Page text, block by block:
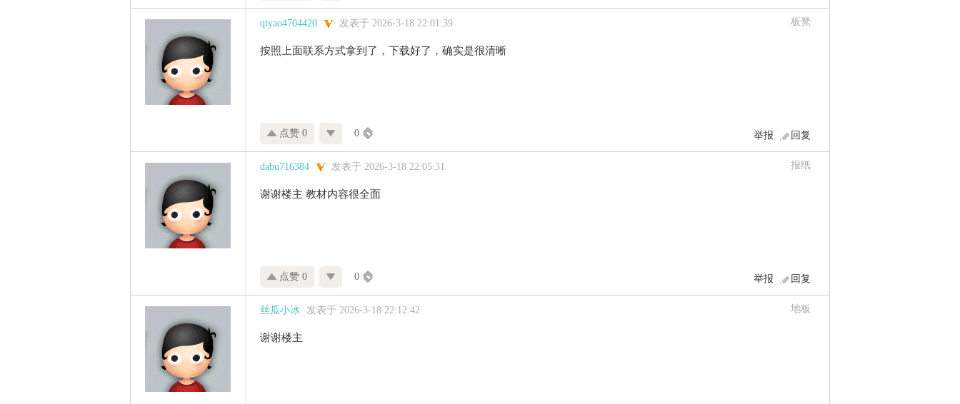
板凳
qiyao4704420 发表于 2026-3-18 22:01:39
按照上面联系方式拿到了，下载好了，确实是很清晰
回复
举报
点赞 0 0
报纸
dabu716384 发表于 2026-3-18 22:05:31
谢谢楼主 教材内容很全面
回复
举报
点赞 0 0
地板
丝瓜小冰 发表于 2026-3-18 22:12:42
谢谢楼主